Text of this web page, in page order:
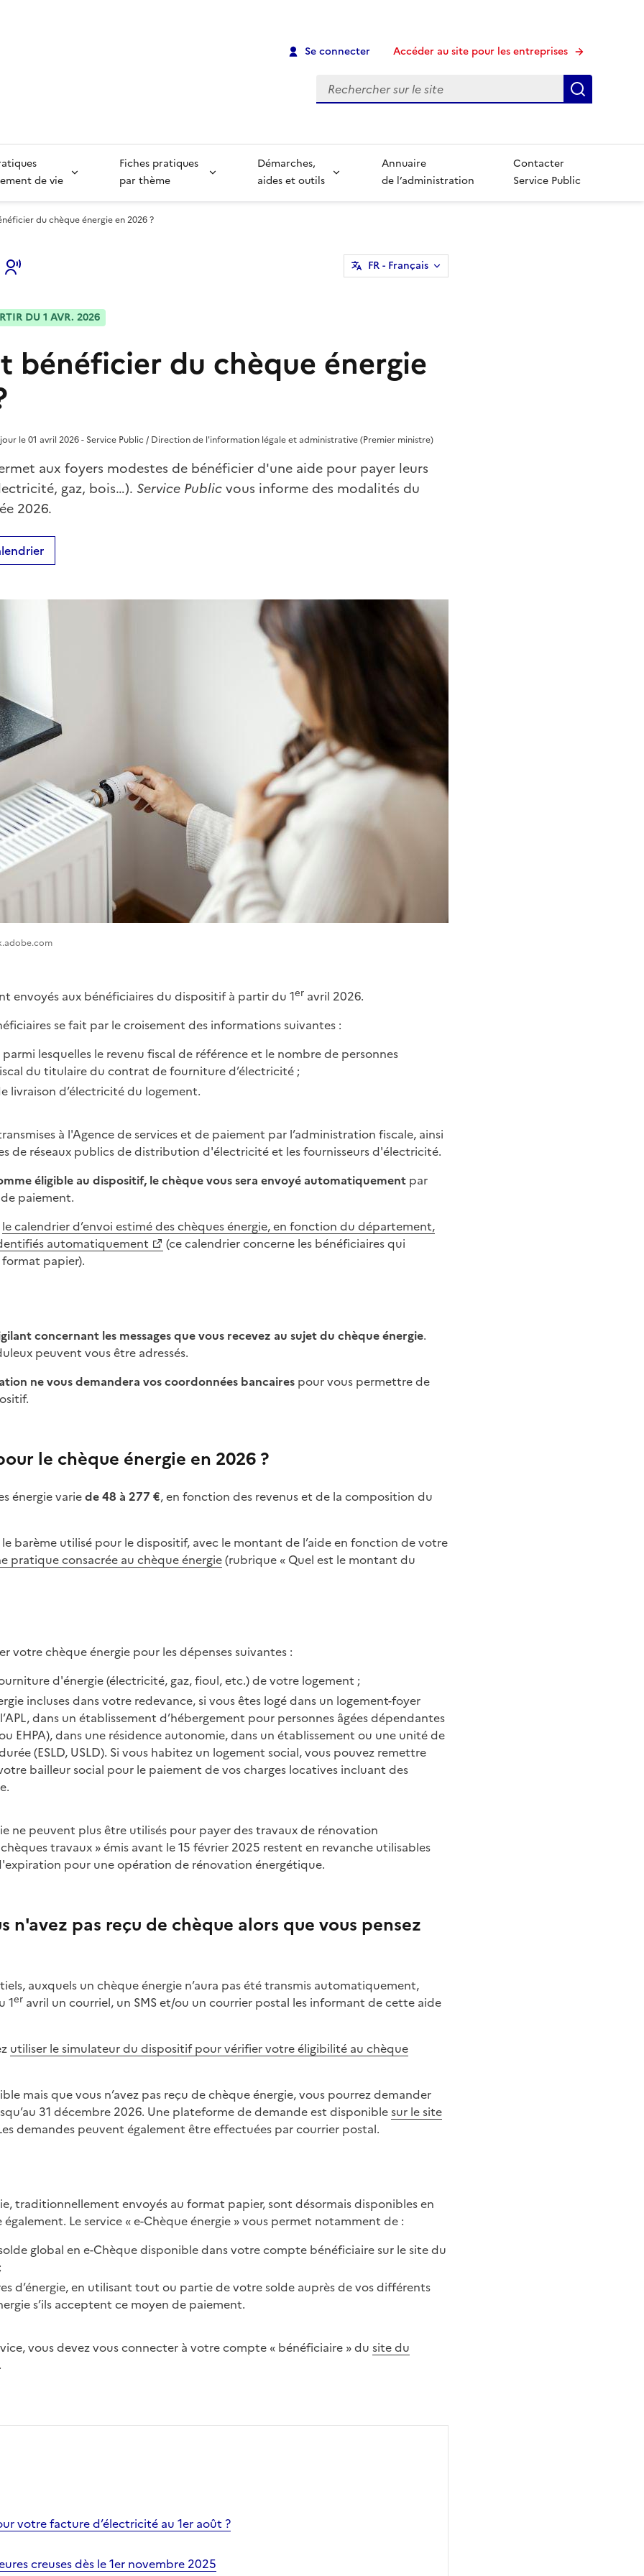
Se connecter Accéder au site pour les entreprises
Recherche
de vie
Fiches pratiques
par thème
Démarches,
aides et outils
Annuaire
de l’administration
Contacter
Service Public
du chèque énergie en 2026 ?
FR- Français
DU 1 AVR. 2026
bénéficier du chèque énergie
jour le 01 avril 2026 - Service Public / Direction de l'information légale et administrative (Premier ministre)
aux foyers modestes de bénéficier d'une aide pour payer leurs
gaz, bois…). Service Publicvous informe des modalités du
2026.
envoyés aux bénéficiaires du dispositif à partir du 1er avril 2026.
se fait par le croisement des informations suivantes :
lesquelles le revenu fiscal de référence et le nombre de personnes
du titulaire du contrat de fourniture d’électricité ;
livraison d’électricité du logement.
à l'Agence de services et de paiement par l’administration fiscale, ainsi
de réseaux publics de distribution d'électricité et les fournisseurs d'électricité.
éligible au dispositif, le chèque vous sera envoyé automatiquement par
paiement.
le calendrier d’envoi estimé des chèques énergie, en fonction du département,
automatiquement
(ce calendrier concerne les bénéficiaires qui
papier).
concernant les messages que vous recevez au sujet du chèque énergie.
peuvent vous être adressés.
ne vous demandera vos coordonnées bancaires pour vous permettre de
le chèque énergie en 2026 ?
énergie variede48 à 277 €, en fonction des revenus et de la composition du
barème utilisé pour le dispositif, avec le montant de l’aide en fonction de votre
pratique consacrée au chèque énergie(rubrique « Quel est le montant du
votre chèque énergie pour les dépenses suivantes :
d'énergie (électricité, gaz, fioul, etc.) de votre logement ;
incluses dans votre redevance, si vous êtes logé dans un logement-foyer
dans un établissement d’hébergement pour personnes âgées dépendantes
EHPA), dans une résidence autonomie, dans un établissement ou une unité de
(ESLD, USLD). Si vous habitez un logement social, vous pouvez remettre
bailleur social pour le paiement de vos charges locatives incluant des
travaux » émis avant le 15 février 2025 restent en revanche utilisables
pour une opération de rénovation énergétique.
n'avez pas reçu de chèque alors que vous pensez
auxquels un chèque énergie n’aura pas été transmis automatiquement,
1er avril un courriel, un SMS et/ou un courrier postal les informant de cette aide
utiliser le simulateur du dispositif pour vérifier votre éligibilité au chèque
mais que vous n’avez pas reçu de chèque énergie, vous pourrez demander
31 décembre 2026. Une plateforme de demande est disponiblesur le site
demandes peuvent également être effectuées par courrier postal.
Le service « e-Chèque énergie » vous permet notamment de :
global en e-Chèque disponible dans votre compte bénéficiaire sur le site du
d’énergie, en utilisant tout ou partie de votre solde auprès de vos différents
s’ils acceptent ce moyen de paiement.
vous devez vous connecter à votre compte « bénéficiaire » du site du
.
votre facture d’électricité au 1er août ?
creuses dès le 1er novembre 2025